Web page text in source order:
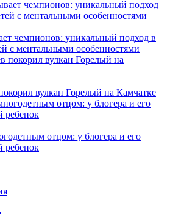
чемпионов: уникальный подход в
с ментальными особенностями
вулкан Горелый на Камчатке
отцом: у блогера и его
ребенок